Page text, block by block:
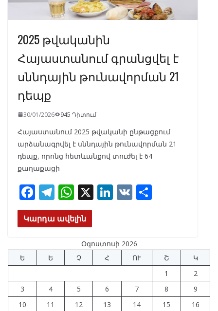
2025 թվականին
Հայաստանում գրանցվել է
սննդային թունավորման 21
դեպք
30/01/2026 945 Դիտում
Հայաստանում 2025 թվականի ընթացքում
արձանագրվել է սննդային թունավորման 21
դեպք, որոնց հետևանքով տուժել է 64
քաղաքացի
F
ac
e
o
o
k
T
el
e
a
m
W
h
at
A
p
p
X Li
e
dI
n
V
Կարդա ավելին
Օգոստոսի 2026
Ե
Ե Չ Հ ՈՒ Շ
Կ
1
2
3
4 5 6 7 8
9
10
11 12 13 14 15
16